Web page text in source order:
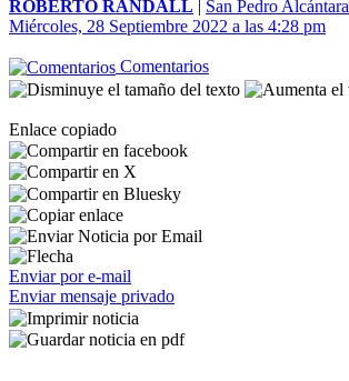
ROBERTO RANDALL | San Pedro Alcántara
Miércoles, 28 Septiembre 2022 a las 4:28 pm
Comentarios
Enlace copiado
Enviar por e-mail
Enviar mensaje privado